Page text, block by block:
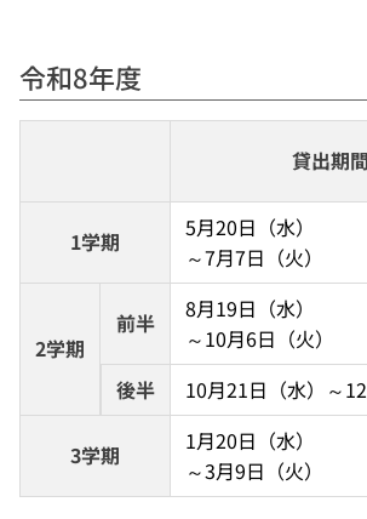
令和8年度
貸出期間
1学期
5月20日（水）
～7月7日（火）
2学期
前半
8月19日（水）
～10月6日（火）
後半 10月21日（水）～12
3学期
1月20日（水）
～3月9日（火）